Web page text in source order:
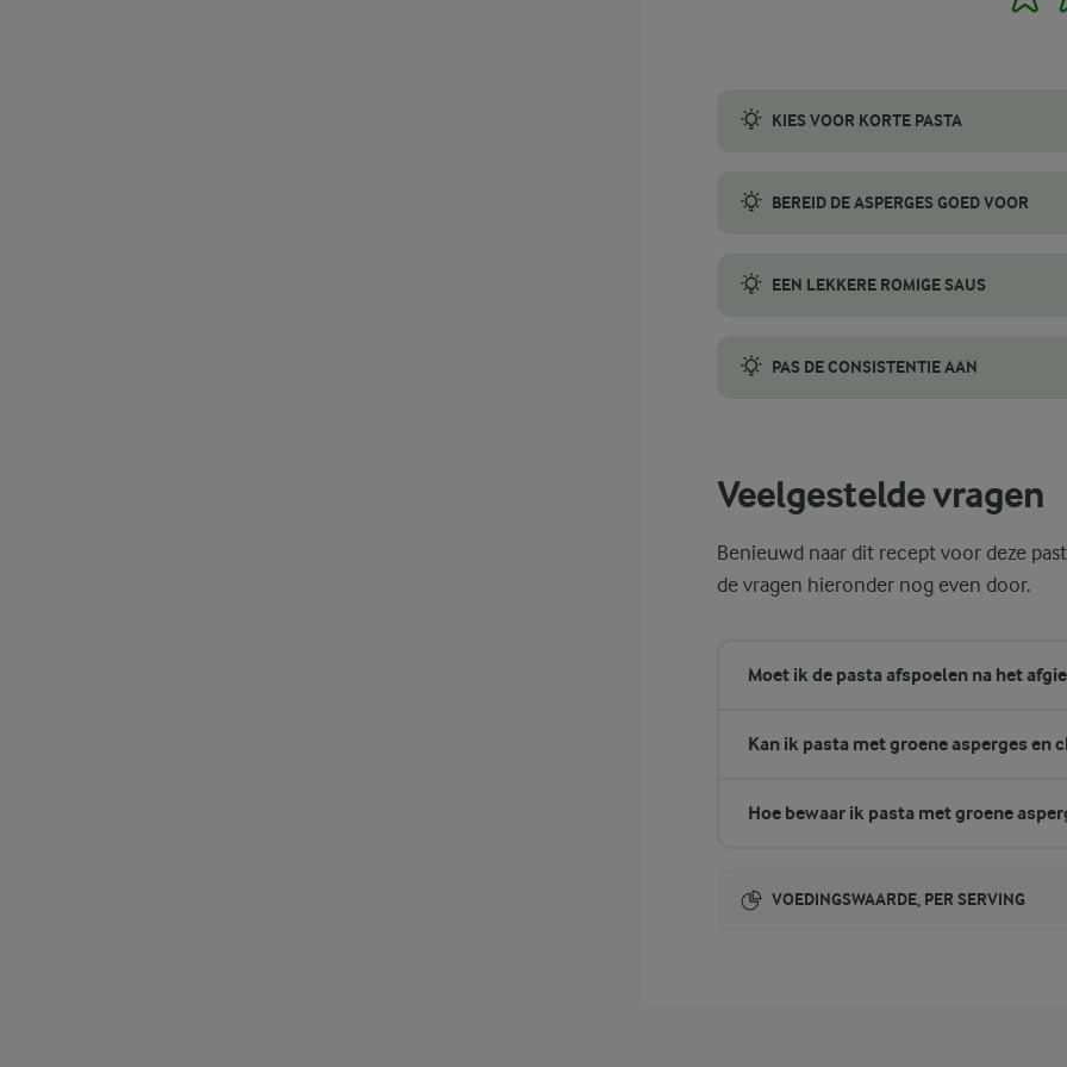
KIES VOOR KORTE PASTA
BEREID DE ASPERGES GOED VOOR
EEN LEKKERE ROMIGE SAUS
PAS DE CONSISTENTIE AAN
Veelgestelde vragen
Benieuwd naar dit recept voor deze
de vragen hieronder nog even door.
Moet ik de pasta afspoelen na het
Kan ik pasta met groene asperges en
Hoe bewaar ik pasta met groene
VOEDINGSWAARDE, PER SERVING